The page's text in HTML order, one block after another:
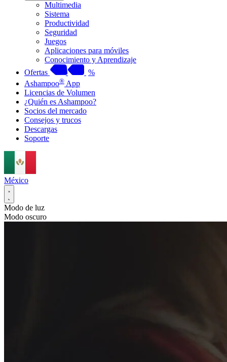
Multimedia
Sistema
Productividad
Seguridad
Juegos
Aplicaciones para móviles
Conocimiento y Aprendizaje
Ofertas
%
Ashampoo® App
Licencias de Volumen
¿Quién es Ashampoo?
Socios del mercado
Consejos y trucos
Descargas
Soporte
México
Modo de luz
Modo oscuro